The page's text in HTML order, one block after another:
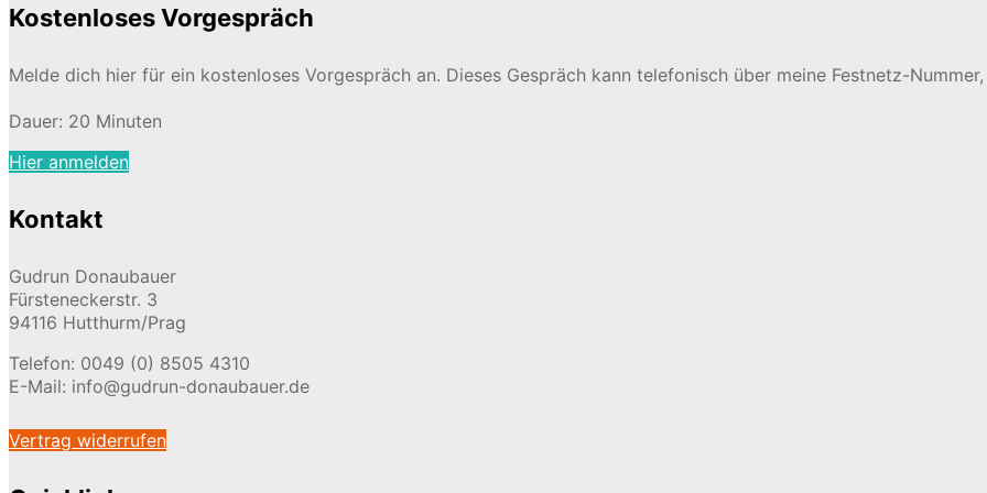
Kostenloses Vorgespräch
Melde dich hier für ein kostenloses Vorgespräch an. Dieses Gespräch kann telefonisch über meine Festnetz-
Dauer: 20 Minuten
Hier anmelden
Kontakt
Gudrun Donaubauer
Fürsteneckerstr. 3
94116 Hutthurm/Prag
Telefon: 0049 (0) 8505 4310
E-Mail: info@gudrun-donaubauer.de
Vertrag widerrufen